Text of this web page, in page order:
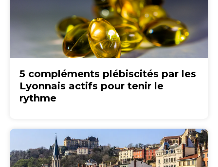
5 compléments plébiscités par les
Lyonnais actifs pour tenir le
rythme